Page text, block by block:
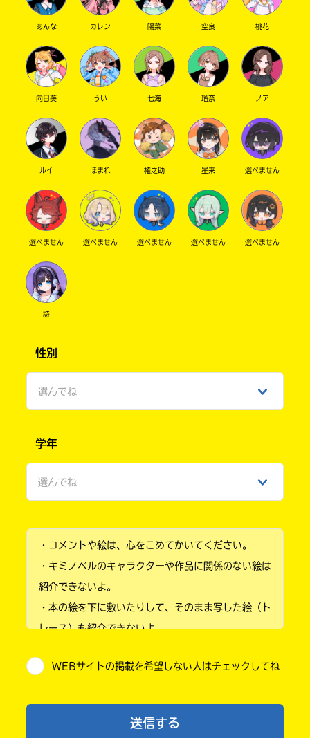
あんな カレン 陽菜 空良 桃花
向日葵 うい 七海 瑠奈 ノア
ルイ ほまれ 権之助 星来 選べません
選べません 選べません 選べません 選べません 選べません
詩
性別
選んでね
ひみつ
学年
選んでね
小学2年
小学4年
小学6年
中学1年
・コメントや絵は、心をこめてかいてください。
・キミノベルのキャラクターや作品に関係のない絵は
紹介できないよ。
・本の絵を下に敷いたりして、そのまま写した絵（ト
レース）も紹介できないよ。
・送ってからすぐには紹介されないので、待ってて
ならないよう気をつけてね。
WEBサイトの掲載を希望しない人はチェックしてね
送信する